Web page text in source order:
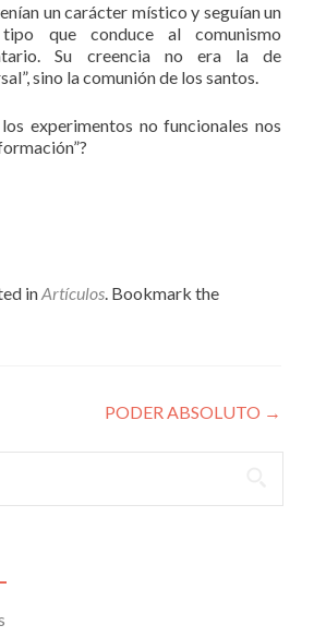
un carácter místico y seguían un
que conduce al comunismo
Su creencia no era la de
sino la comunión de los santos.
experimentos no funcionales nos
inArtículos. Bookmark the
PODER ABSOLUTO →